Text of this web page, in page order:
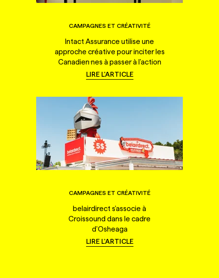
CAMPAGNES ET CRÉATIVITÉ
Intact Assurance utilise une
approche créative pour inciter les
Canadien·nes à passer à l'action
LIRE L'ARTICLE
CAMPAGNES ET CRÉATIVITÉ
belairdirect s'associe à
Croissound dans le cadre
d'Osheaga
LIRE L'ARTICLE